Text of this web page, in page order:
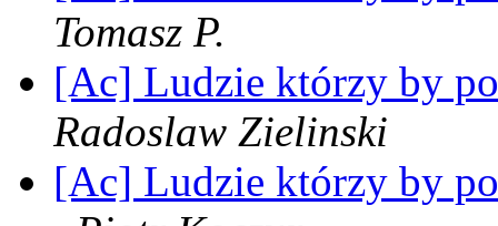
Tomasz P.
[Ac] Ludzie którzy by
Radoslaw Zielinski
[Ac] Ludzie którzy by